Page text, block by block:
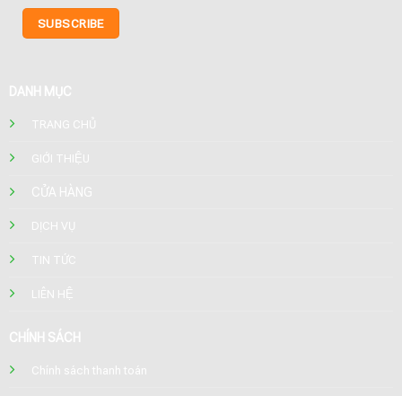
DANH MỤC
TRANG CHỦ
GIỚI THIỆU
CỬA HÀNG
DỊCH VỤ
TIN TỨC
LIÊN HỆ
CHÍNH SÁCH
Chính sách thanh toán